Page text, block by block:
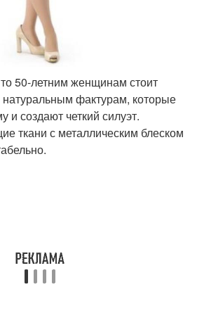
то 50-летним женщинам стоит
натуральным фактурам, которые
создают четкий силуэт.
ткани с металлическим блеском